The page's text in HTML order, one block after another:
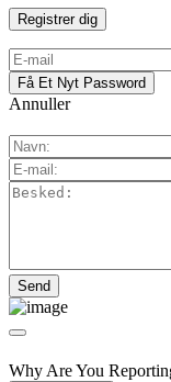
Annuller
Why Are You